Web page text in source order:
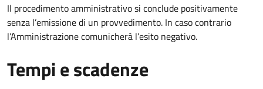
Il procedimento amministrativo si conclude positivamente
senza l’emissione di un provvedimento. In caso contrario
l’Amministrazione comunicherà l’esito negativo.
Tempi e scadenze